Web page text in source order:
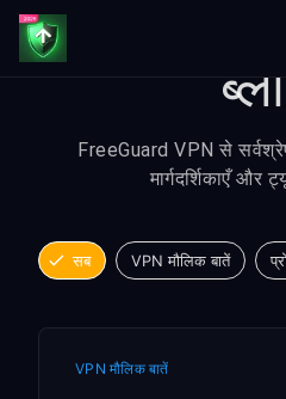
FreeGuard VPN से
मार्गदर्शिकाएँ और
सब VPN मौलिक बातें
VPN मौलिक बातें